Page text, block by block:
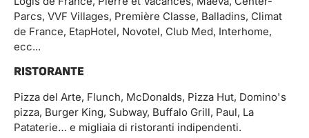
Parcs, VVF Villages, Première Classe, Balladins, Climat
de France, EtapHotel, Novotel, Club Med, Interhome,
ecc...
RISTORANTE
Pizza del Arte, Flunch, McDonalds, Pizza Hut, Domino's
pizza, Burger King, Subway, Buffalo Grill, Paul, La
Pataterie… e migliaia di ristoranti indipendenti.